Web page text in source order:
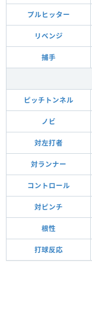
プルヒッター
リベンジ
捕手
ピッチトンネル
ノビ
対左打者
対ランナー
コントロール
対ピンチ
根性
打球反応